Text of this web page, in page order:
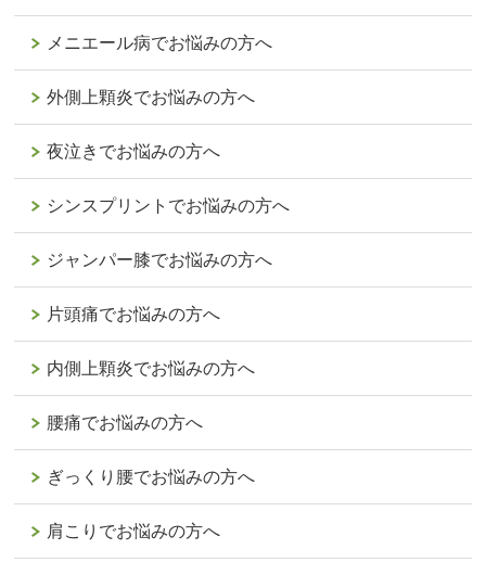
メニエール病でお悩みの方へ
外側上顆炎でお悩みの方へ
夜泣きでお悩みの方へ
シンスプリントでお悩みの方へ
ジャンパー膝でお悩みの方へ
片頭痛でお悩みの方へ
内側上顆炎でお悩みの方へ
腰痛でお悩みの方へ
ぎっくり腰でお悩みの方へ
肩こりでお悩みの方へ